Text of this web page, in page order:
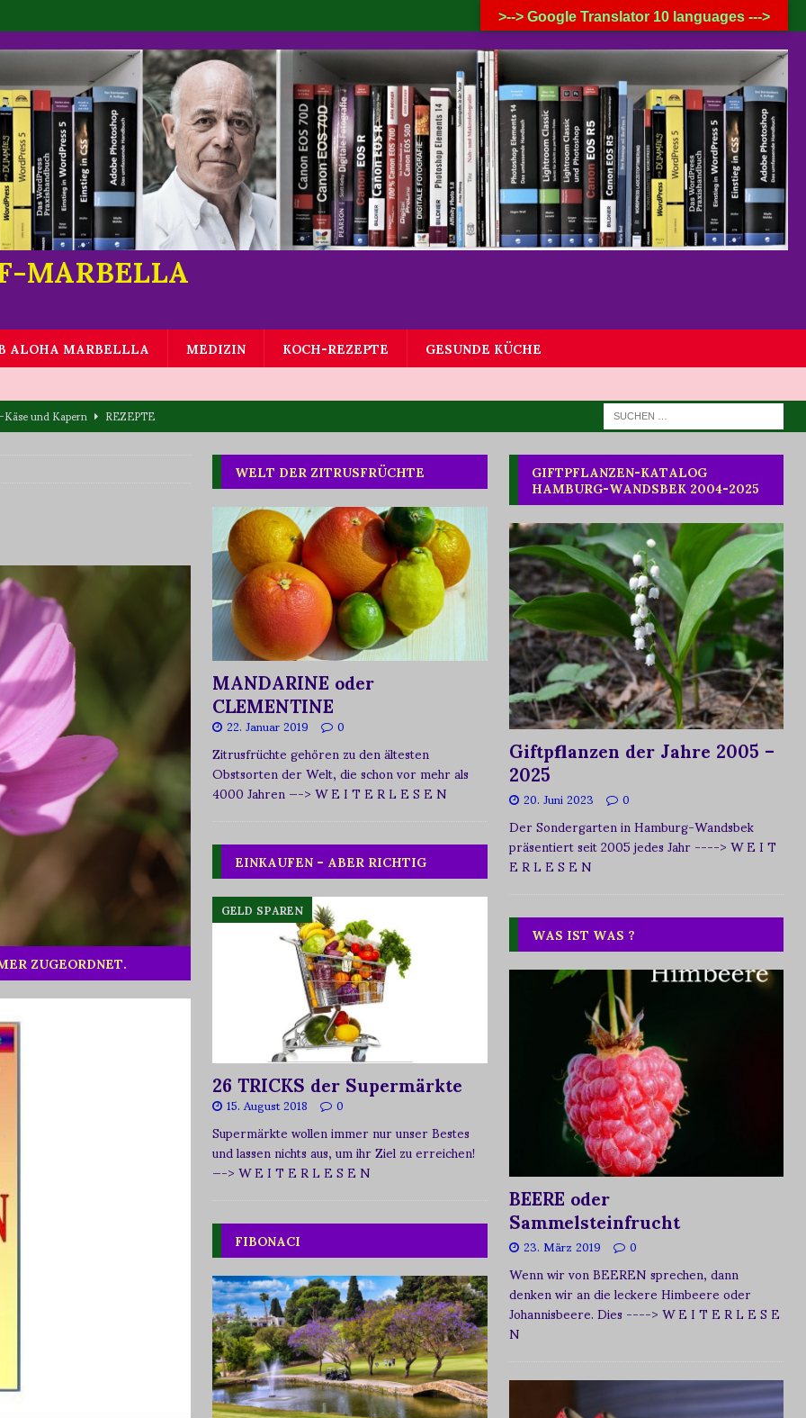
7. AUGUST 2026
MARBELLA
ALOHA MARBELLLA MEDIZIN KOCH-REZEPTE GESUNDE KÜCHE
und Kapern REZEPTE
ZUGEORDNET.
WELT DER ZITRUSFRÜCHTE
MANDARINE oder
CLEMENTINE
22. Januar 2019 0
Zitrusfrüchte gehören zu den ältesten
Obstsorten der Welt, die schon vor mehr als
4000 Jahren—-> W E I T E R L E S E N
EINKAUFEN – ABER RICHTIG
GELD SPAREN
26 TRICKS der Supermärkte
15. August 2018 0
Supermärkte wollen immer nur unser Bestes
und lassen nichts aus, um ihr Ziel zu erreichen!
—-> W E I T E R L E S E N
FIBONACI
GIFTPFLANZEN-KATALOG
HAMBURG-WANDSBEK 2004-2025
Giftpflanzen der Jahre 2005 –
2025
20. Juni 2023 0
Der Sondergarten in Hamburg-Wandsbek
präsentiert seit 2005 jedes Jahr----> W E I T
E R L E S E N
WAS IST WAS ?
BEERE oder
Sammelsteinfrucht
23. März 2019 0
Wenn wir von BEEREN sprechen, dann
denken wir an die leckere Himbeere oder
Johannisbeere. Dies----> W E I T E R L E S E
N
>--> Google Translator 10 languages --->